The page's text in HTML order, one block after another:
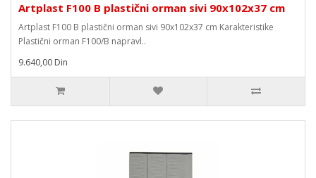
Artplast F100 B plastični orman sivi 90x102x37 cm
Artplast F100 B plastični orman sivi 90x102x37 cm Karakteristike
Plastični orman F100/B napravl..
9.640,00 Din